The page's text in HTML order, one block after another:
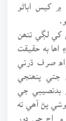
کيس اباڻو
کي لڳي تنھن
به حقيقت
صرف ڌرتي
جتي پنھنجي
بدنصيبي جي
پڻ آھي ته
۾ اڄ جي دور